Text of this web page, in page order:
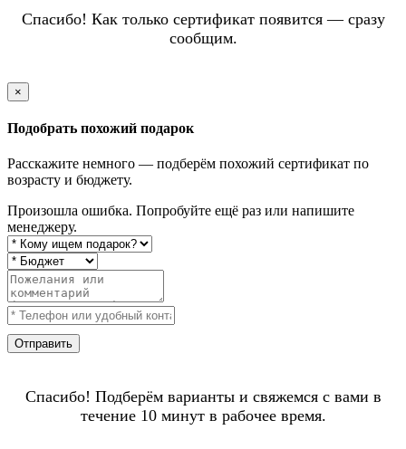
Спасибо! Как только сертификат появится — сразу
сообщим.
×
Подобрать похожий подарок
Расскажите немного — подберём похожий сертификат по
возрасту и бюджету.
Произошла ошибка. Попробуйте ещё раз или напишите
менеджеру.
Отправить
Спасибо! Подберём варианты и свяжемся с вами в
течение 10 минут в рабочее время.